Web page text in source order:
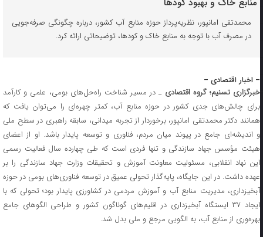
محمدتقی امانپور، نظریه‌پرداز حوزه منابع آب کشور، درباره چگونگی صرفه‌جویی
در مصرف آب با توجه به منابع خاک و کودها، توضیحاتی ارائه کرد.
– اخبار اقتصادی –
خبرگزاری تسنیم؛ گروه اقتصادیـ در مسیر شناخت راه‌حل‌های بومی، علمی و کارآمد
برای چالش‌های جدی کشور در حوزه منابع آب، کمتر چهره‌ای را می‌توان یافت که
همانند دکتر محمدتقی امانپور، برخوردار از تجربه میدانی، سابقه راهبری در سطح ملی
و اندیشه‌ای جامع در پیوند میان مردم، فناوری و توسعه پایدار باشد. او از اعضای
هیئت مؤسس جهاد سازندگی و تنها فردی است که طی چهارده سال فعالیت رسمی
این نهاد انقلابی، مسئولیت معاونت آموزش و تحقیقات وزارت جهاد سازندگی را بر
عهده داشت. در این جایگاه، پایه‌گذار تحولی عمیق در توسعه فناوری‌های بومی در حوزه
آبخیزداری، مدیریت منابع آب و آموزش‌ مردمی در کشاورزی پایدار بود؛ تحولی که با
ایجاد ۳۷ ایستگاه آبخیزداری در اقلیم‌های گوناگون کشور و طراحی الگوهای جامع
بهره‌وری از منابع آب، به الگویی مرجع و ملی بدل شد.